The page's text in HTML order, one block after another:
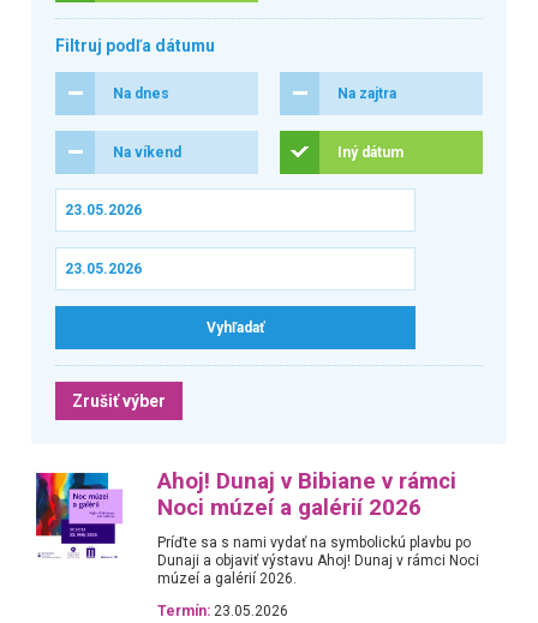
Filtruj podľa dátumu
Na dnes Na zajtra
Na víkend Iný dátum
Zrušiť výber
Ahoj! Dunaj v Bibiane v rámci
Noci múzeí a galérií 2026
Príďte sa s nami vydať na symbolickú plavbu po
Dunaji a objaviť výstavu Ahoj! Dunaj v rámci Noci
múzeí a galérií 2026.
Termín: 23.05.2026